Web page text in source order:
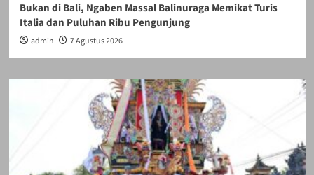
Bukan di Bali, Ngaben Massal Balinuraga Memikat Turis
Italia dan Puluhan Ribu Pengunjung
admin 7 Agustus 2026